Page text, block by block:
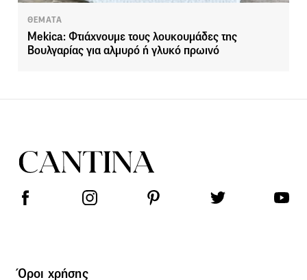
ΘΕΜΑΤΑ
Mekica: Φτιάχνουμε τους λουκουμάδες της
Βουλγαρίας για αλμυρό ή γλυκό πρωινό
Όροι χρήσης